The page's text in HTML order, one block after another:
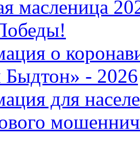
масленица
о
- 2026
для